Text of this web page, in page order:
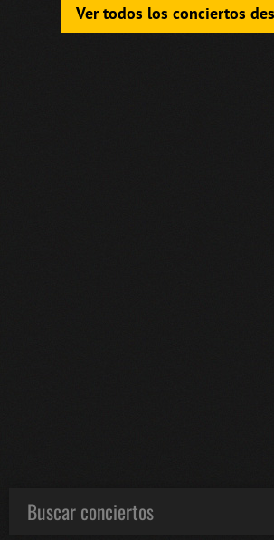
Ver todos los conciertos
Buscar conciertos